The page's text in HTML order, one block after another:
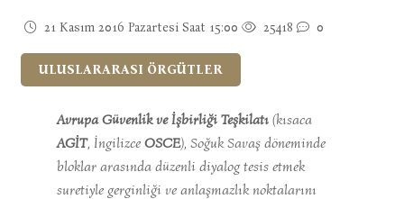
21 Kasım 2016 Pazartesi Saat 15:00 25418 0
ULUSLARARASI ÖRGÜTLER
Avrupa Güvenlik ve İşbirliği Teşkilatı(kısaca
AGİT, İngilizce OSCE), Soğuk Savaş döneminde
bloklar arasında düzenli diyalog tesis etmek
suretiyle gerginliği ve anlaşmazlık noktalarını